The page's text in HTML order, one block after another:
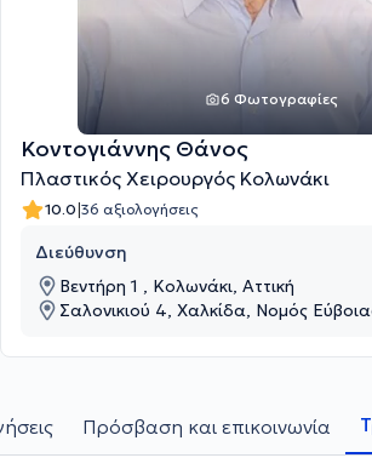
6 Φωτογραφίες
Κοντογιάννης Θάνος
Πλαστικός Χειρουργός Κολωνάκι
10.0|36 αξιολογήσεις
Διεύθυνση
Βεντήρη 1 , Κολωνάκι, Αττική
Σαλονικιού 4, Χαλκίδα, Νομός
Πρόσβαση και επικοινωνία